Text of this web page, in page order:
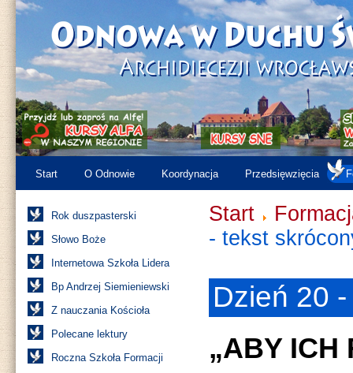
Start O Odnowie Koordynacja Przedsięwzięcia
Rok duszpasterski
Słowo Boże
Internetowa Szkoła Lidera
Bp Andrzej Siemieniewski
Z nauczania Kościoła
Polecane lektury
Roczna Szkoła Formacji
Start
- tekst
Dzień 20
„ABY ICH